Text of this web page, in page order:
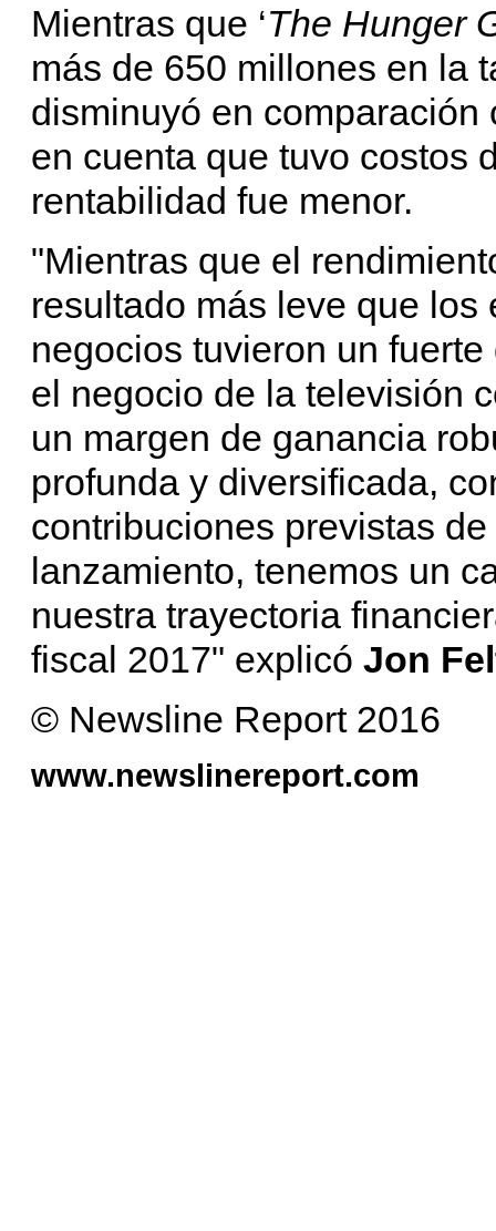
Mientras que ‘The Hunger
más de 650 millones en la
disminuyó en comparación
en cuenta que tuvo costos
rentabilidad fue menor.
"Mientras que el
resultado más leve que
negocios tuvieron un
el negocio de la televisión
un margen de ganancia
profunda y diversificada,
contribuciones previstas
lanzamiento, tenemos un
nuestra trayectoria
fiscal 2017" explicó Jon
© Newsline Report 2016
www.newslinereport.com